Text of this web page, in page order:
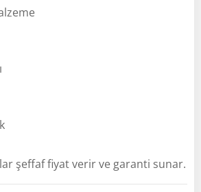
şeffaf fiyat verir ve garanti sunar.